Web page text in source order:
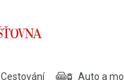
Cestování Auto a